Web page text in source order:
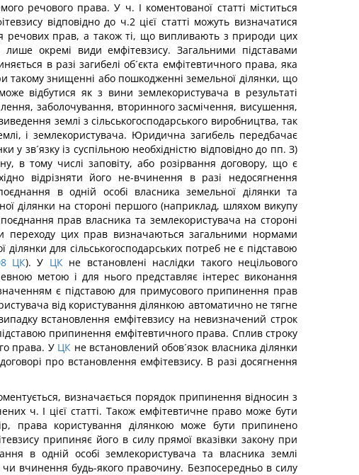
речового права. У ч. І коментованої статті міститься
відповідно до ч.2 цієї статті можуть визначатися
речових прав, а також ті, що випливають з природи цих
окремі види емфітевзису. Загальними підставами
в разі загибелі об´єкта емфітевтичного права, яка
такому знищенні або пошкодженні земельної ділянки, що
відбутися як з вини землекористувача в результаті
заболочування, вторинного засмічення, висушення,
землі з сільськогосподарського виробництва, так
і землекористувача. Юридична загибель передбачає
у зв´язку із суспільною необхідністю відповідно до пп. З)
в тому числі заповіту, або розірвання договору, що є
відрізняти його не-вчинення в разі недосягнення
в одній особі власника земельної ділянки та
ділянки на стороні першого (наприклад, шляхом викупу
прав власника та землекористувача на стороні
переходу цих прав визначаються загальними нормами
для сільськогосподарських потреб не є підставою
ЦК). У ЦКне встановлені наслідки такого нецільового
метою і для нього представляє інтерес виконання
є підставою для примусового припинення прав
від користування ділянкою автоматично не тягне
встановлення емфітевзису на невизначений строк
припинення емфітевтичного права. Сплив строку
права. У ЦК не встановлений обов´язок власника ділянки
про встановлення емфітевзису. В разі досягнення
визначається порядок припинення відносин з
ч. І цієї статті. Також емфітевтичне право може бути
права користування ділянкою може бути припинено
припиняє його в силу прямої вказівки закону при
в одній особі землекористувача та власника землі
вчинення будь-якого правочину. Безпосередньо в силу